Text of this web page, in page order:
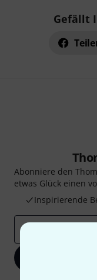
Gefällt
Abonniere den
etwas Glück einen
Inspirierende